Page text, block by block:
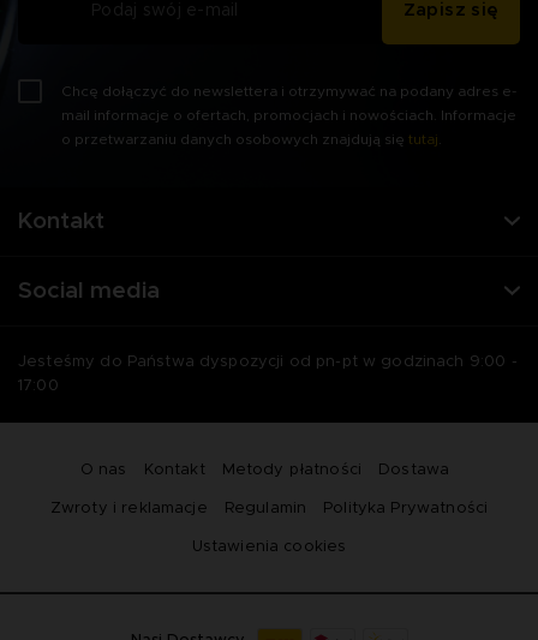
Kontakt
Social media
Jesteśmy do Państwa dyspozycji od pn-pt w godzinach 9:00 -
17:00
Chcę dołączyć do newslettera i otrzymywać na podany adres e-
mail informacje o ofertach, promocjach i nowościach. Informacje
o przetwarzaniu danych osobowych znajdują się tutaj
Zapisz się
O nas Kontakt Metody płatności Dostawa
Zwroty i reklamacje Regulamin Polityka Prywatności
Ustawienia cookies